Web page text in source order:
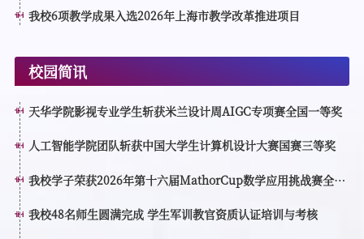
我校6项教学成果入选2026年上海市教学改革推进项目
校园简讯
天华学院影视专业学生斩获米兰设计周AIGC专项赛全国一等奖
人工智能学院团队斩获中国大学生计算机设计大赛国赛三等奖
我校学子荣获2026年第十六届MathorCup数学应用挑战赛全国
我校48名师生圆满完成 学生军训教官资质认证培训与考核